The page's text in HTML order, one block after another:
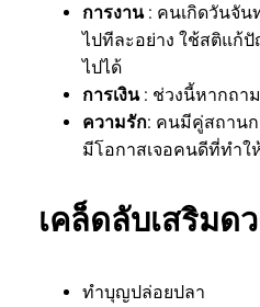
การงาน : คนเกิดวันจัน
ไปทีละอย่าง ใช้สติแก้
ไปได้
การเงิน : ช่วงนี้หากถา
ความรัก: คนมีคู่สถาน
มีโอกาสเจอคนดีที่ทำ
เคล็ดลับเสริมด
ทำบุญปล่อยปลา